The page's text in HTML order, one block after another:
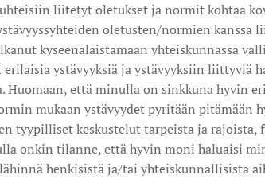
liitetyt oletukset ja normit kohtaa
oletusten/normien kanssa
kyseenalaistamaan yhteiskunnassa
ystävyyksiä ja ystävyyksiin liittyviä
Huomaan, että minulla on sinkkuna hyvin
mukaan ystävyydet pyritään
tyypilliset keskustelut tarpeista ja rajoista,
onkin tilanne, että hyvin moni haluaisi
henkisistä ja/tai yhteiskunnallisista